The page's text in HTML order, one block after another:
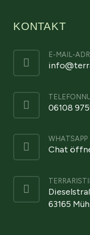
KONTAKT
E-MAIL-
06108
WHATSAPP
Chat
63165